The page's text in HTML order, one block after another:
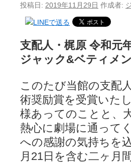
投稿日: 2019年11月29日 作成者:
支配人・梶原 令和元
ジャック&ベティメ
このたび当館の支配
術奨励賞を受賞いた
様あってのことと、
熱心に劇場に通って
への感謝の気持ちを
月21日を含む二ヶ月